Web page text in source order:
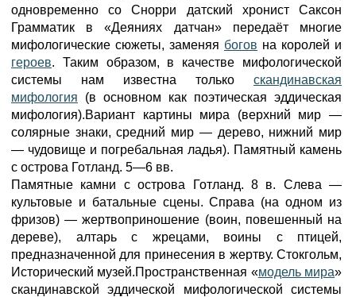
одновременно со Снорри датский хронист Саксон
Грамматик в «Деяниях датчан» передаёт многие
мифологические сюжеты, заменяя богов на королей и
героев. Таким образом, в качестве мифологической
системы нам известна только скандинавская
мифология (в основном как поэтическая эддическая
мифология).Вариант картины мира (верхний мир —
солярные знаки, средний мир — дерево, нижний мир
— чудовище и погребальная ладья). Памятный камень
с острова Готланд. 5—6 вв.
Памятные камни с острова Готланд. 8 в. Слева —
культовые и батальные сцены. Справа (на одном из
фризов) — жертвоприношение (воин, повешенный на
дереве), алтарь с жрецами, воины с птицей,
предназначенной для принесения в жертву. Стокгольм,
Исторический музей.Пространственная «модель мира»
скандинавской эддической мифологической системы